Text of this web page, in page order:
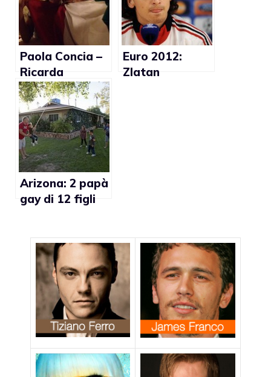
Paola Concia –
Ricarda
Trautmann:
Italia –
Germania
(foto)
Euro 2012:
Zlatan
Arizona: 2 papà
gay di 12 figli